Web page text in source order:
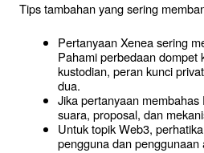
Tips tambahan yang sering
Pertanyaan Xenea sering
Pahami perbedaan dompet
kustodian, peran kunci
dua.
Jika pertanyaan
suara, proposal, dan
Untuk topik Web3,
pengguna dan penggunaan